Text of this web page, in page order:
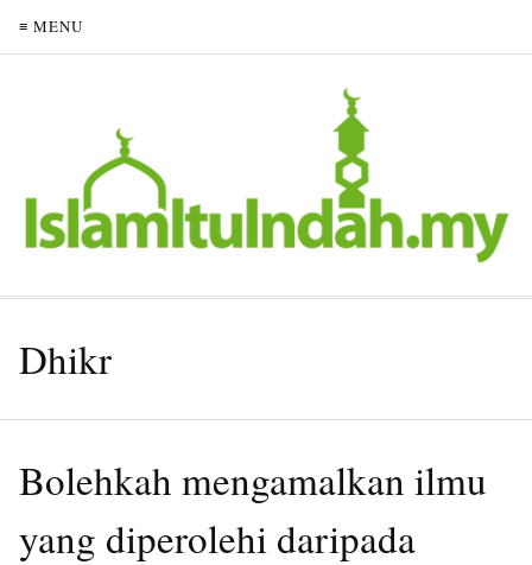
≡ MENU
Dhikr
Bolehkah mengamalkan ilmu
yang diperolehi daripada